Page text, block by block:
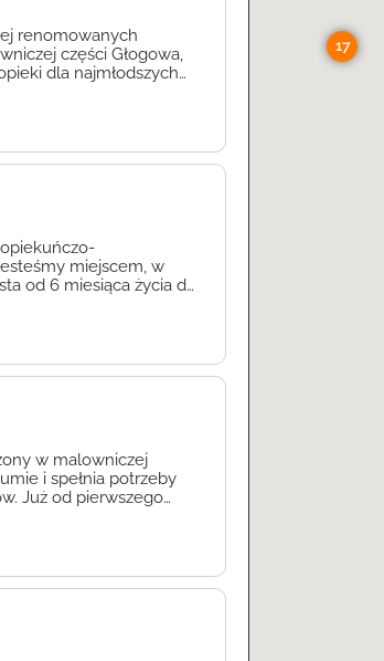
renomowanych
części Głogowa,
dla najmłodszych
jego profesjonalna
nad dziećmi w
miejscem, w
od 6 miesiąca życia do
rozwój dzieci.
miłości i
w malowniczej
i spełnia potrzeby
Już od pierwszego
od razu wyczuć
maluszka.
17